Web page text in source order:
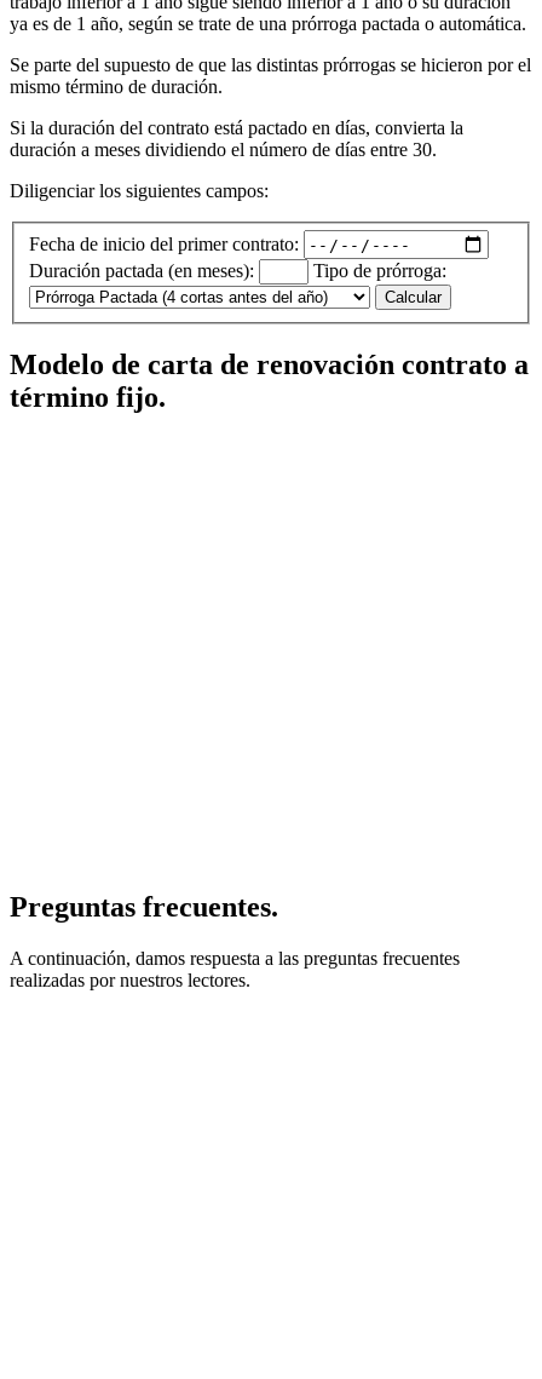
ya es de 1 año, según se trate de una prórroga pactada o automática.
Se parte del supuesto de que las distintas prórrogas se hicieron por el
mismo término de duración.
Si la duración del contrato está pactado en días, convierta la
duración a meses dividiendo el número de días entre 30.
Diligenciar los siguientes campos:
Fecha de inicio del primer contrato:
Duración pactada (en meses):
Tipo de prórroga:
Calcular
Modelo de carta de renovación contrato a
término fijo.
Preguntas frecuentes.
A continuación, damos respuesta a las preguntas frecuentes
realizadas por nuestros lectores.